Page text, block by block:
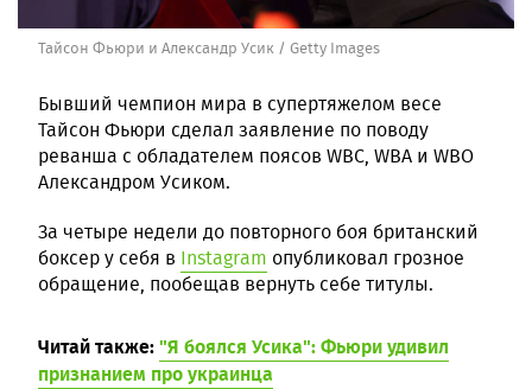
Тайсон Фьюри и Александр Усик / Getty Images
Бывший чемпион мира в супертяжелом весе
Тайсон Фьюри сделал заявление по поводу
реванша с обладателем поясов WBC, WBA и WBO
Александром Усиком.
За четыре недели до повторного боя британский
боксер у себя в Instagram опубликовал грозное
обращение, пообещав вернуть себе титулы.
Читай также:"Я боялся Усика": Фьюри удивил
признанием про украинца